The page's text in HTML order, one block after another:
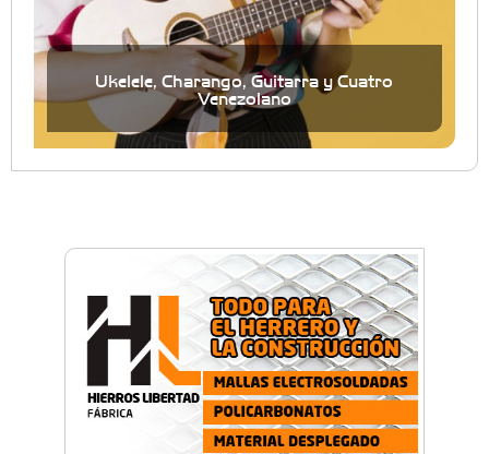
Ukelele, Charango, Guitarra y Cuatro
Venezolano